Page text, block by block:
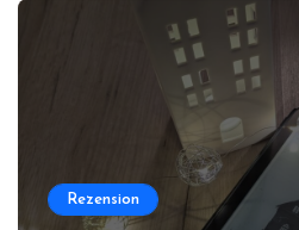
Rezension